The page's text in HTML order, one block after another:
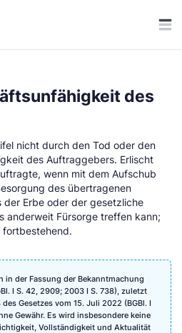
des
nicht durch den Tod oder den
des Auftraggebers. Erlischt
wenn mit dem Aufschub
des übertragenen
Erbe oder der gesetzliche
anderweit Fürsorge treffen kann;
in der Fassung der Bekanntmachung
I S. 42, 2909; 2003 I S. 738), zuletzt
Gesetzes vom 15. Juli 2022 (BGBl. I
Gewähr. Es wird insbesondere keine
Vollständigkeit und Aktualität